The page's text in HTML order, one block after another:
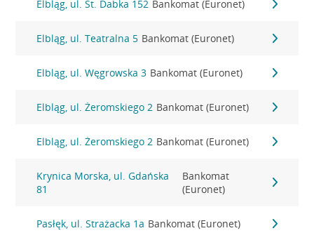
Elbląg, ul. St. Dabka 152 Bankomat (Euronet)
Elbląg, ul. Teatralna 5 Bankomat (Euronet)
Elbląg, ul. Węgrowska 3 Bankomat (Euronet)
Elbląg, ul. Żeromskiego 2 Bankomat (Euronet)
Elbląg, ul. Żeromskiego 2 Bankomat (Euronet)
Krynica Morska, ul. Gdańska
81
Bankomat
(Euronet)
Pasłęk, ul. Strażacka 1a Bankomat (Euronet)